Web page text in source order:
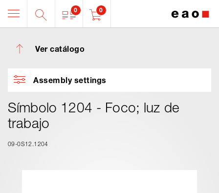
0 0
Ver catálogo
Assembly settings
Símbolo 1204 - Foco; luz de
trabajo
09-0S12.1204